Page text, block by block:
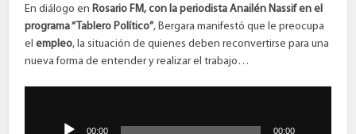
En diálogo enRosario FM, con la periodista Anailén Nassif en el
programa “Tablero Político”, Bergara manifestó que le preocupa
elempleo, la situación de quienes deben reconvertirse para una
nueva forma de entender y realizar el trabajo…
00:00 00:00